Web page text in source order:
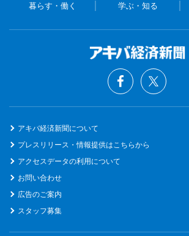
暮らす・働く 学ぶ・知る
アキバ経済新聞について
プレスリリース・情報提供はこちらから
アクセスデータの利用について
お問い合わせ
広告のご案内
スタッフ募集